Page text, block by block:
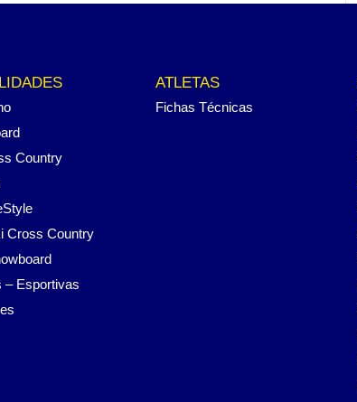
Country
Cross Country
– Esportivas
ATLETAS
Fichas Técnicas